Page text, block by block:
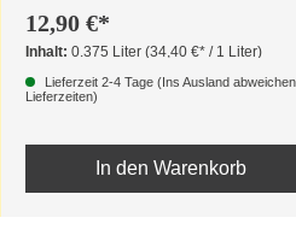
12,90 €*
Inhalt: 0.375 Liter (34,40 €* / 1 Liter)
Lieferzeit 2-4 Tage (Ins Ausland
Lieferzeiten)
In den Warenkorb